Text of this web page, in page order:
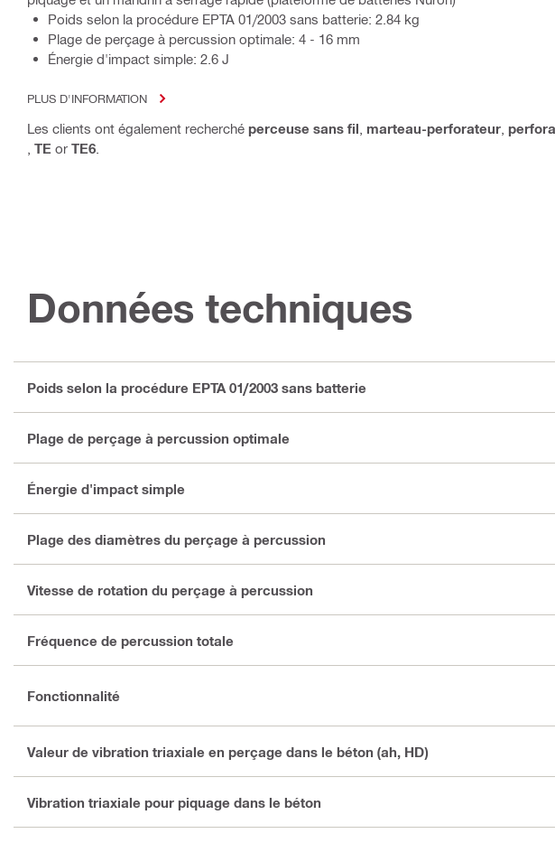
Poids selon la procédure EPTA 01/2003 sans batterie: 2.84 kg
Plage de perçage à percussion optimale: 4 - 16 mm
Énergie d'impact simple: 2.6 J
PLUS D'INFORMATION
Les clients ont également recherché perceuse sans fil marteau-perforateur
TE or TE6
Données techniques
Poids selon la procédure EPTA 01/2003 sans batterie
Plage de perçage à percussion optimale
Énergie d'impact simple
Plage des diamètres du perçage à percussion
Vitesse de rotation du perçage à percussion
Fréquence de percussion totale
Fonctionnalité
Valeur de vibration triaxiale en perçage dans le béton (ah, HD)
Vibration triaxiale pour piquage dans le béton